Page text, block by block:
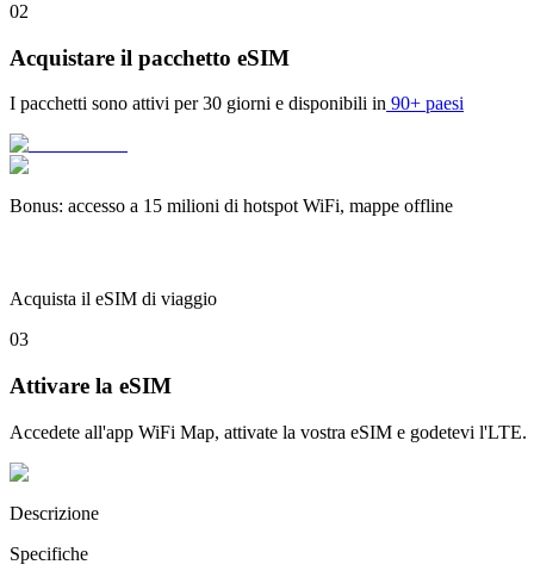
02
Acquistare il pacchetto eSIM
I pacchetti sono attivi per 30 giorni e disponibili in 90+ paesi
Bonus: accesso a 15 milioni di hotspot WiFi, mappe offline
Acquista il eSIM di viaggio
03
Attivare la eSIM
Accedete all'app WiFi Map, attivate la vostra eSIM e godetevi l'LTE.
Descrizione
Specifiche